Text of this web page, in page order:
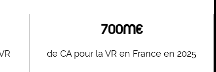
700M€
de CA pour la VR en France en 2025